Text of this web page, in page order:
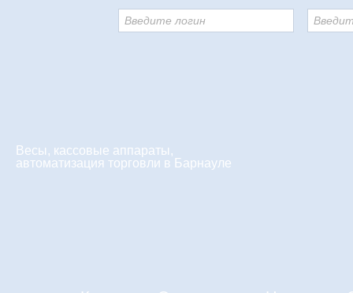
Весы, кассовые аппараты,
автоматизация торговли в Барнауле
Введите логин